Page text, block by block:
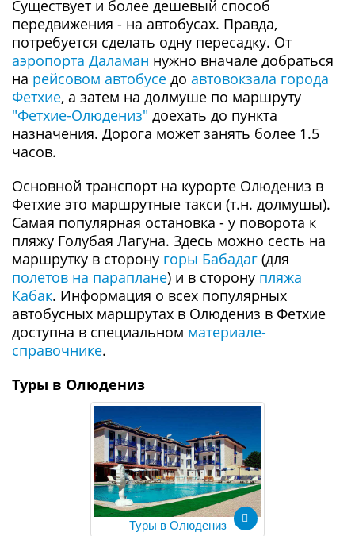
Существует и более дешевый способ
передвижения - на автобусах. Правда,
потребуется сделать одну пересадку. От
аэропорта Даламан нужно вначале добраться
на рейсовом автобусе до автовокзала города
Фетхие, а затем на долмуше по маршруту
"Фетхие-Олюдениз" доехать до пункта
назначения. Дорога может занять более 1.5
часов.
Основной транспорт на курорте Олюдениз в
Фетхие это маршрутные такси (т.н. долмушы).
Самая популярная остановка - у поворота к
пляжу Голубая Лагуна. Здесь можно сесть на
маршрутку в сторону горы Бабадаг (для
полетов на параплане) и в сторону пляжа
Кабак. Информация о всех популярных
автобусных маршрутах в Олюдениз в Фетхие
доступна в специальном материале-
справочнике.
Туры в Олюдениз
Туры в Олюдениз